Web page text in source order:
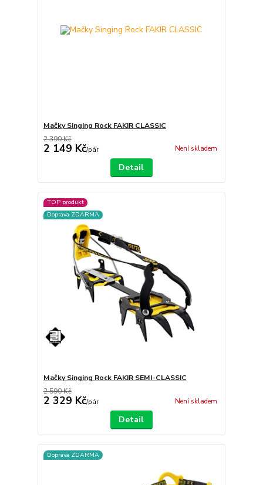
Mačky Singing Rock FAKIR CLASSIC
2 390 Kč
2 149 Kč/pár Není skladem
Detail
TOP produkt
Doprava ZDARMA
Mačky Singing Rock FAKIR SEMI-CLASSIC
2 590 Kč
2 329 Kč/pár Není skladem
Detail
Doprava ZDARMA